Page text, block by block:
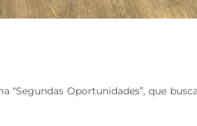
“Segundas Oportunidades”, que